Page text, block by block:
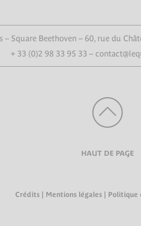
– Square Beethoven – 60, rue du
+ 33 (0)2 98 33 95 33 –
HAUT DE PAGE
Crédits Mentions légales Politique